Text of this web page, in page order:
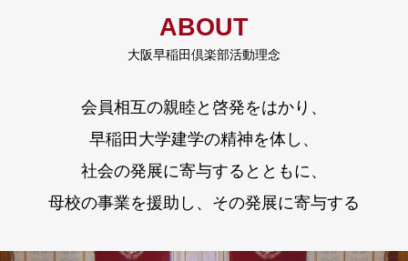
ABOUT
大阪早稲田倶楽部活動理念
会員相互の親睦と啓発をはかり、
早稲田大学建学の精神を体し、
社会の発展に寄与するとともに、
母校の事業を援助し、その発展に寄与する